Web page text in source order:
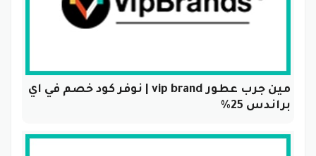
مين جرب عطور vip brand | نوفر كود خصم في اي
براندس 25%